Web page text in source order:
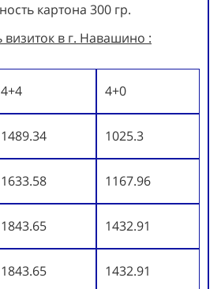
картона 300 гр.
визиток в г. Навашино :
4+4 4+0
1489.34 1025.3
1633.58 1167.96
1843.65 1432.91
1843.65 1432.91